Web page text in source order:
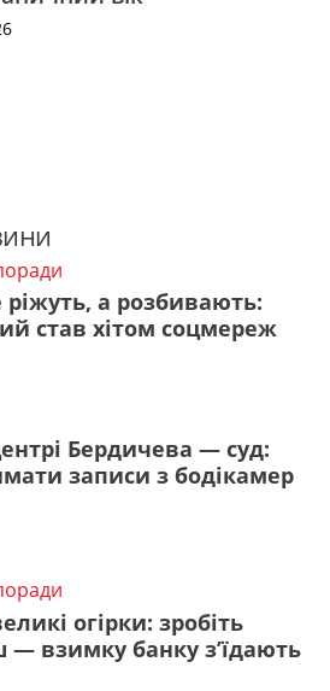
ріжуть, а розбивають:
став хітом соцмереж
Бердичева — суд:
записи з бодікамер
огірки: зробіть
— взимку банку з’їдають